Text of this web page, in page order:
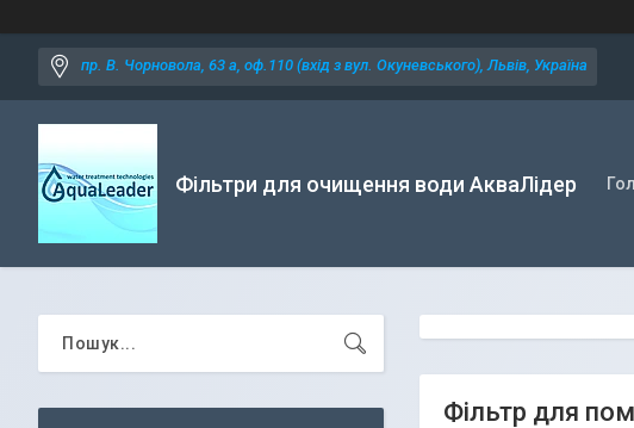
пр. В. Чорновола, 63 а, оф.110 (вхід з вул. Окуневського), Львів, Україна
Фільтри для очищення води АкваЛідер
Фільтр для